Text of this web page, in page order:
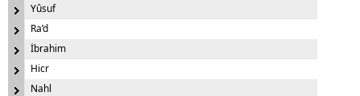
Yûsuf
Ra’d
İbrahim
Hicr
Nahl